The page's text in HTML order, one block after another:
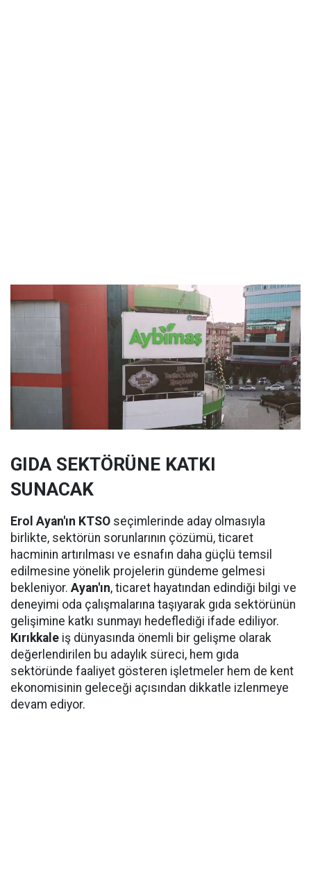
GIDA SEKTÖRÜNE KATKI
SUNACAK
Erol Ayan'ın KTSO seçimlerinde aday olmasıyla
birlikte, sektörün sorunlarının çözümü, ticaret
hacminin artırılması ve esnafın daha güçlü temsil
edilmesine yönelik projelerin gündeme gelmesi
bekleniyor. Ayan'ın, ticaret hayatından edindiği bilgi ve
deneyimi oda çalışmalarına taşıyarak gıda sektörünün
gelişimine katkı sunmayı hedeflediği ifade ediliyor.
Kırıkkale iş dünyasında önemli bir gelişme olarak
değerlendirilen bu adaylık süreci, hem gıda
sektöründe faaliyet gösteren işletmeler hem de kent
ekonomisinin geleceği açısından dikkatle izlenmeye
devam ediyor.